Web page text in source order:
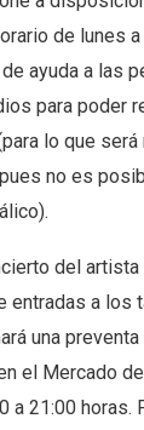
de lunes
ayuda a las
para poder
lo que
no es
del artista
entradas a los
una
el Mercado
a 21:00 horas.